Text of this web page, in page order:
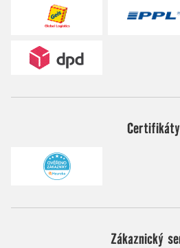
Certifikáty
Zákaznický